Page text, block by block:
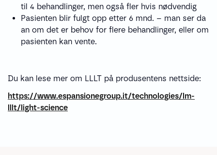
til 4 behandlinger, men også fler hvis nødvendig
Pasienten blir fulgt opp etter 6 mnd. – man ser da
an om det er behov for flere behandlinger, eller om
pasienten kan vente.
Du kan lese mer om LLLT på produsentens nettside:
https://www.espansionegroup.it/technologies/lm-
lllt/light-science